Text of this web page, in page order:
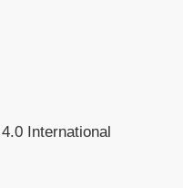
International